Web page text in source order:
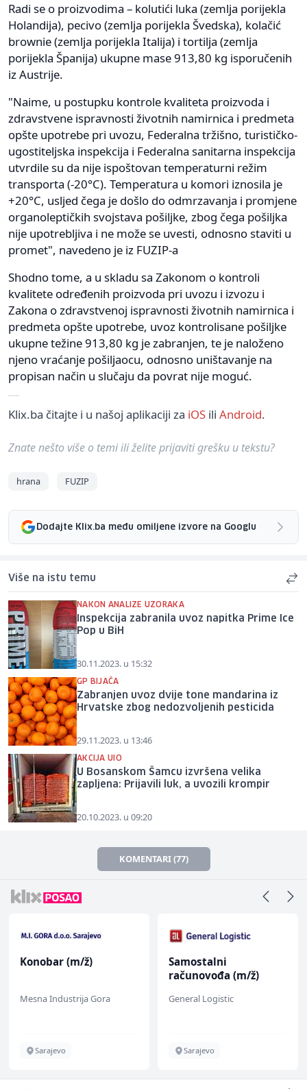
Radi se o proizvodima – kolutići luka (zemlja porijekla
Holandija), pecivo (zemlja porijekla Švedska), kolačić
brownie (zemlja porijekla Italija) i tortilja (zemlja
porijekla Španija) ukupne mase 913,80 kg isporučenih
iz Austrije.
"Naime, u postupku kontrole kvaliteta proizvoda i
zdravstvene ispravnosti životnih namirnica i predmeta
opšte upotrebe pri uvozu, Federalna tržišno, turističko-
ugostiteljska inspekcija i Federalna sanitarna inspekcija
utvrdile su da nije ispoštovan temperaturni režim
transporta (-20°C). Temperatura u komori iznosila je
+20°C, usljed čega je došlo do odmrzavanja i promjene
organoleptičkih svojstava pošiljke, zbog čega pošiljka
nije upotrebljiva i ne može se uvesti, odnosno staviti u
promet", navedeno je iz FUZIP-a
Shodno tome, a u skladu sa Zakonom o kontroli
kvalitete određenih proizvoda pri uvozu i izvozu i
Zakona o zdravstvenoj ispravnosti životnih namirnica i
predmeta opšte upotrebe, uvoz kontrolisane pošiljke
ukupne težine 913,80 kg je zabranjen, te je naloženo
njeno vraćanje pošiljaocu, odnosno uništavanje na
propisan način u slučaju da povrat nije moguć.
Klix.ba čitajte i u našoj aplikaciji za iOS ili Android.
Znate nešto više o temi ili želite prijaviti grešku u tekstu?
hrana FUZIP
Dodajte Klix.ba među omiljene izvore na Googlu
Više na istu temu
NAKON ANALIZE UZORAKA
Inspekcija zabranila uvoz napitka Prime Ice
Pop u BiH
30.11.2023. u 15:32
GP BIJAČA
Zabranjen uvoz dvije tone mandarina iz
Hrvatske zbog nedozvoljenih pesticida
29.11.2023. u 13:46
AKCIJA UIO
U Bosanskom Šamcu izvršena velika
zapljena: Prijavili luk, a uvozili krompir
20.10.2023. u 09:20
KOMENTARI (77)
Konobar (m/ž)
Mesna Industrija Gora
Sarajevo
Samostalni
računovođa (m/ž)
General Logistic
Sarajevo